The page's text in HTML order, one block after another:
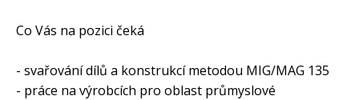
Co Vás na pozici čeká
- svařování dílů a konstrukcí metodou MIG/MAG 135
- práce na výrobcích pro oblast průmyslové